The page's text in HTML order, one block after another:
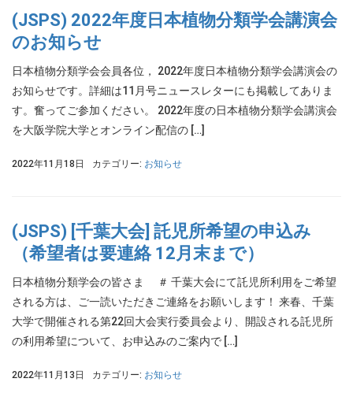
(JSPS) 2022年度日本植物分類学会講演会
のお知らせ
日本植物分類学会会員各位， 2022年度日本植物分類学会講演会の
お知らせです。詳細は11月号ニュースレターにも掲載してありま
す。奮ってご参加ください。 2022年度の日本植物分類学会講演会
を大阪学院大学とオンライン配信の […]
2022年11月18日 カテゴリー: お知らせ
(JSPS) [千葉大会] 託児所希望の申込み
（希望者は要連絡 12月末まで）
日本植物分類学会の皆さま ＃ 千葉大会にて託児所利用をご希望
される方は、ご一読いただきご連絡をお願いします！ 来春、千葉
大学で開催される第22回大会実行委員会より、開設される託児所
の利用希望について、お申込みのご案内で […]
2022年11月13日 カテゴリー: お知らせ